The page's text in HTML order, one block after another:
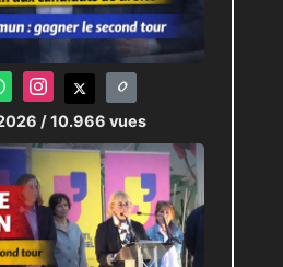
/ 10.966 vues